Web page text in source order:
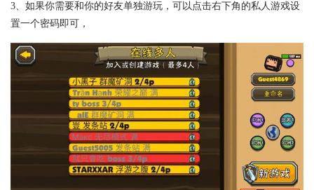
3、如果你需要和你的好友单独游玩，可以点击右下角的私人游戏设
置一个密码即可，